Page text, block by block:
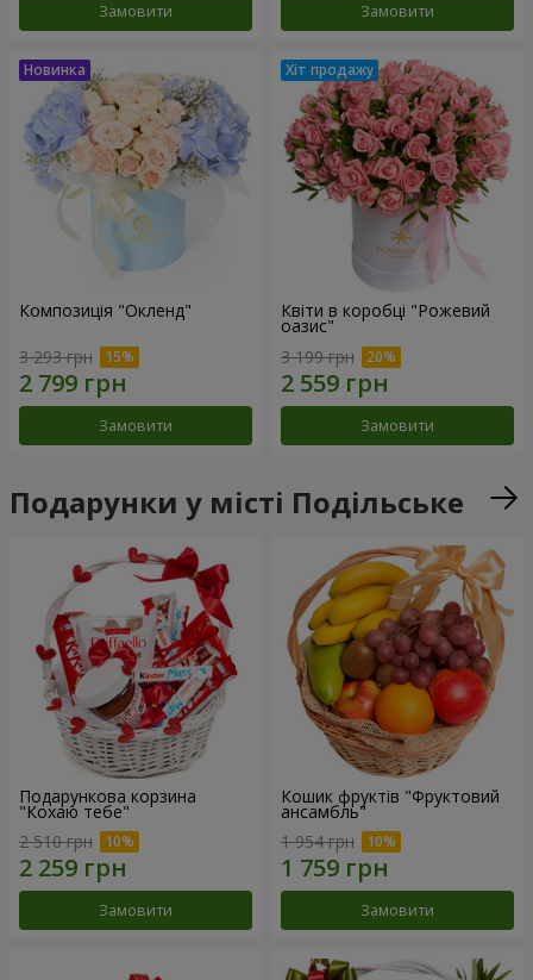
Замовити Замовити
Композиція "Окленд"
3 293 грн
Замовити
Квіти в коробці "Рожевий
оазис"
3 199 грн
Замовити
Подарунки у місті Подільське
Подарункова корзина
"Кохаю тебе"
2 510 грн
Замовити
Кошик фруктів "Фруктовий
ансамбль"
1 954 грн
Замовити